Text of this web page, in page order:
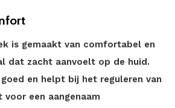
is gemaakt van comfortabel en
dat zacht aanvoelt op de huid.
en helpt bij het reguleren van
een aangenaam